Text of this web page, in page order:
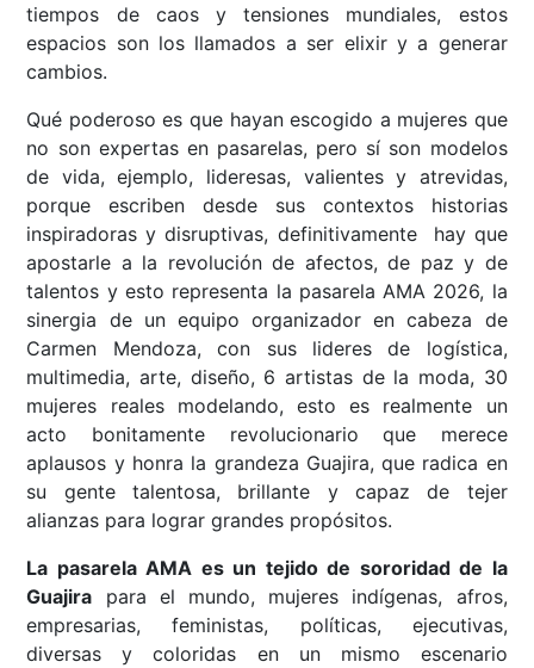
tiempos de caos y tensiones mundiales, estos
espacios son los llamados a ser elixir y a generar
cambios.
Qué poderoso es que hayan escogido a mujeres que
no son expertas en pasarelas, pero sí son modelos
de vida, ejemplo, lideresas, valientes y atrevidas,
porque escriben desde sus contextos historias
inspiradoras y disruptivas, definitivamente hay que
apostarle a la revolución de afectos, de paz y de
talentos y esto representa la pasarela AMA 2026, la
sinergia de un equipo organizador en cabeza de
Carmen Mendoza, con sus lideres de logística,
multimedia, arte, diseño, 6 artistas de la moda, 30
mujeres reales modelando, esto es realmente un
acto bonitamente revolucionario que merece
aplausos y honra la grandeza Guajira, que radica en
su gente talentosa, brillante y capaz de tejer
alianzas para lograr grandes propósitos.
La pasarela AMA es un tejido de sororidad de la
Guajira para el mundo, mujeres indígenas, afros,
empresarias, feministas, políticas, ejecutivas,
diversas y coloridas en un mismo escenario